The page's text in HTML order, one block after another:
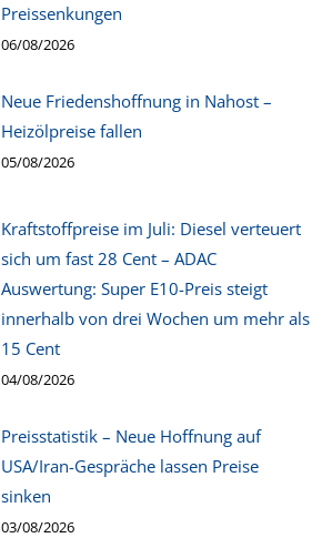
Preissenkungen
06/08/2026
Neue Friedenshoffnung in Nahost –
Heizölpreise fallen
05/08/2026
Kraftstoffpreise im Juli: Diesel verteuert
sich um fast 28 Cent – ADAC
Auswertung: Super E10-Preis steigt
innerhalb von drei Wochen um mehr als
15 Cent
04/08/2026
Preisstatistik – Neue Hoffnung auf
USA/Iran-Gespräche lassen Preise
sinken
03/08/2026